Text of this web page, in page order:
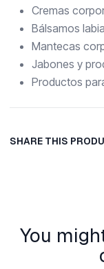
Cremas
Bálsamos
Mantecas
Jabones y
Productos
SHARE THIS
You